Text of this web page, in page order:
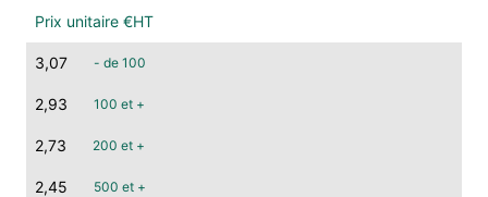
3,07 - de 100
2,93 100 et +
2,73 200 et +
2,45 500 et +